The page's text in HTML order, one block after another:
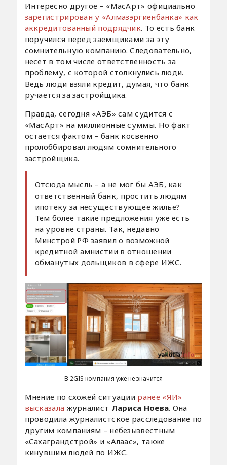
Интересно другое – «МасАрт» официально
зарегистрирован у «Алмазэргиенбанка» как
аккредитованный подрядчик. То есть банк
поручился перед заемщиками за эту
сомнительную компанию. Следовательно,
несет в том числе ответственность за
проблему, с которой столкнулись люди.
Ведь люди взяли кредит, думая, что банк
ручается за застройщика.
Правда, сегодня «АЭБ» сам судится с
«МасАрт» на миллионные суммы. Но факт
остается фактом – банк косвенно
пролоббировал людям сомнительного
застройщика.
Отсюда мысль – а не мог бы АЭБ, как
ответственный банк, простить людям
ипотеку за несуществующее жилье?
Тем более такие предложения уже есть
на уровне страны. Так, недавно
Минстрой РФ заявил о возможной
кредитной амнистии в отношении
обманутых дольщиков в сфере ИЖС.
В 2GIS компания уже не значится
Мнение по схожей ситуации ранее «ЯИ»
высказала журналист Лариса Ноева. Она
проводила журналистское расследование по
другим компаниям – небезызвестным
«Сахаграндстрой» и «Алаас», также
кинувшим людей по ИЖС.